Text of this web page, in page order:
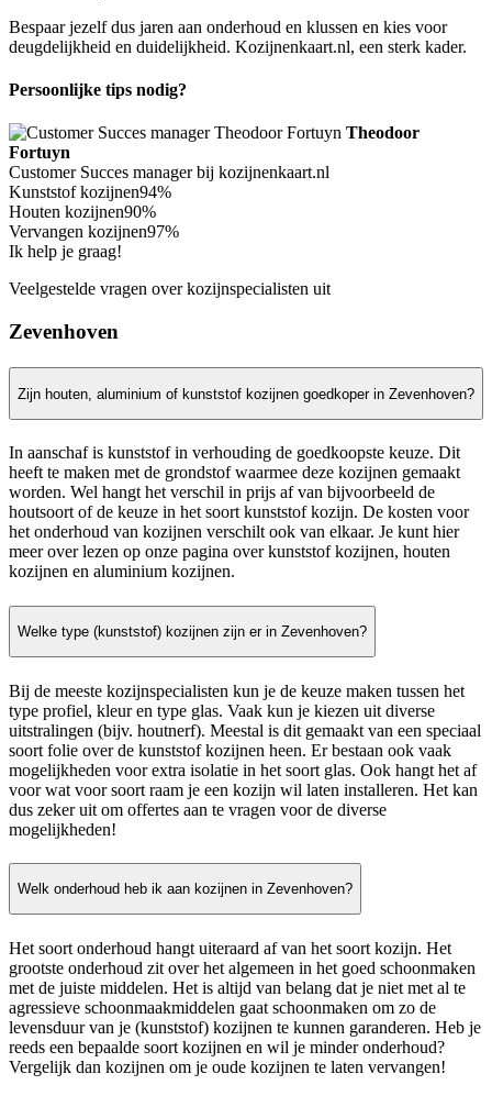
Bespaar jezelf dus jaren aan onderhoud en klussen en kies voor
deugdelijkheid en duidelijkheid. Kozijnenkaart.nl, een sterk kader.
Persoonlijke tips nodig?
Theodoor
Fortuyn
Customer Succes manager bij kozijnenkaart.nl
Kunststof kozijnen94%
Houten kozijnen90%
Vervangen kozijnen97%
Ik help je graag!
Veelgestelde vragen over kozijnspecialisten uit
Zevenhoven
Zijn houten, aluminium of kunststof kozijnen goedkoper in Zevenhoven?
In aanschaf is kunststof in verhouding de goedkoopste keuze. Dit
heeft te maken met de grondstof waarmee deze kozijnen gemaakt
worden. Wel hangt het verschil in prijs af van bijvoorbeeld de
houtsoort of de keuze in het soort kunststof kozijn. De kosten voor
het onderhoud van kozijnen verschilt ook van elkaar. Je kunt hier
meer over lezen op onze pagina over kunststof kozijnen, houten
kozijnen en aluminium kozijnen.
Welke type (kunststof) kozijnen zijn er in Zevenhoven?
Bij de meeste kozijnspecialisten kun je de keuze maken tussen het
type profiel, kleur en type glas. Vaak kun je kiezen uit diverse
uitstralingen (bijv. houtnerf). Meestal is dit gemaakt van een speciaal
soort folie over de kunststof kozijnen heen. Er bestaan ook vaak
mogelijkheden voor extra isolatie in het soort glas. Ook hangt het af
voor wat voor soort raam je een kozijn wil laten installeren. Het kan
dus zeker uit om offertes aan te vragen voor de diverse
mogelijkheden!
Welk onderhoud heb ik aan kozijnen in Zevenhoven?
Het soort onderhoud hangt uiteraard af van het soort kozijn. Het
grootste onderhoud zit over het algemeen in het goed schoonmaken
met de juiste middelen. Het is altijd van belang dat je niet met al te
agressieve schoonmaakmiddelen gaat schoonmaken om zo de
levensduur van je (kunststof) kozijnen te kunnen garanderen. Heb je
reeds een bepaalde soort kozijnen en wil je minder onderhoud?
Vergelijk dan kozijnen om je oude kozijnen te laten vervangen!